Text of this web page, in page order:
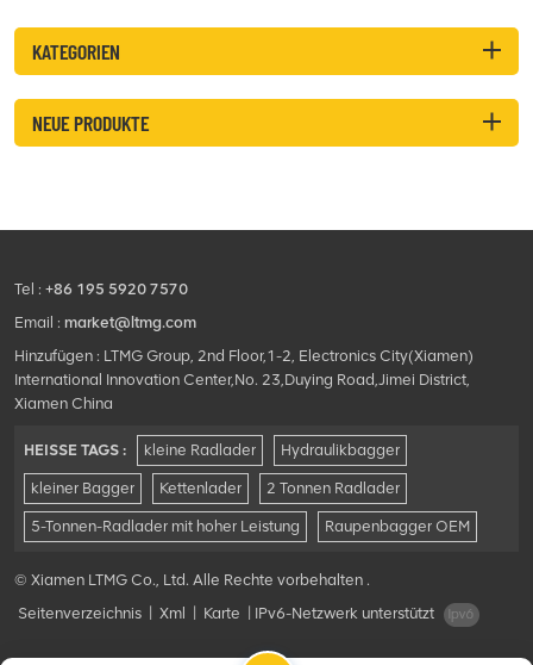
von Autobahnen, Flughäfen
und Ackerland eingesetzt. Er
ist eine unverzichtbare
Baumaschine für den
Bergwerksbau und andere
Hochbauarbeiten, den Bau
KATEGORIEN
NEUE PRODUKTE
Tel : +86 195 5920 7570
Email : market@ltmg.com
Hinzufügen : LTMG Group, 2nd Floor,1-2, Electronics City(Xiamen)
International Innovation Center,No. 23,Duying Road,Jimei District,
Xiamen China
HEISSE TAGS : kleine Radlader Hydraulikbagger
kleiner Bagger Kettenlader 2 Tonnen Radlader
5-Tonnen-Radlader mit hoher Leistung Raupenbagger OEM
© Xiamen LTMG Co., Ltd. Alle Rechte vorbehalten .
Seitenverzeichnis
Xml Karte IPv6-Netzwerk unterstützt